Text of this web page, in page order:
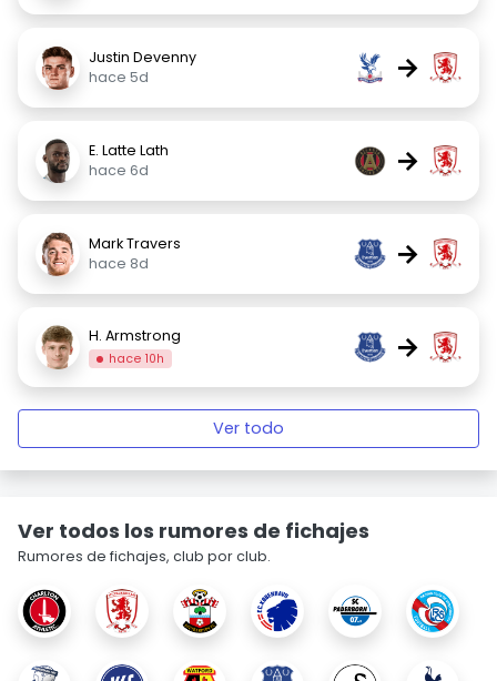
Justin Devenny
hace 5d
→
E. Latte Lath
hace 6d
→
Mark Travers
hace 8d
→
H. Armstrong
hace 10h →
Ver todo
Ver todos los rumores de fichajes
Rumores de fichajes, club por club.